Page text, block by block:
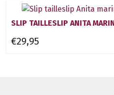
SLIP TAILLESLIP ANITA
€29,95